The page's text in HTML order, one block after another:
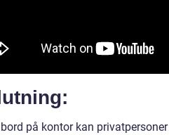
på kontor kan